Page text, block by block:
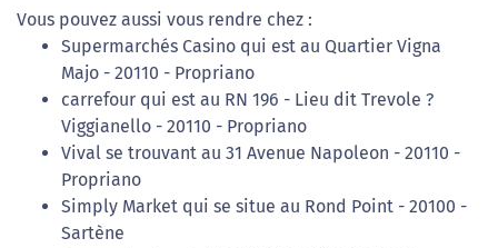
Vous pouvez aussi vous rendre chez :
Supermarchés Casino qui est au Quartier Vigna
Majo - 20110 - Propriano
carrefour qui est au RN 196 - Lieu dit Trevole ?
Viggianello - 20110 - Propriano
Vival se trouvant au 31 Avenue Napoleon - 20110 -
Propriano
Simply Market qui se situe au Rond Point - 20100 -
Sartène